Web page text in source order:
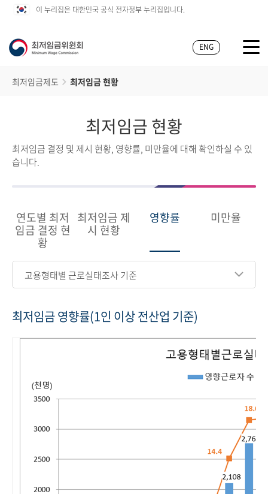
이 누리집은 대한민국 공식 전자정부 누리집입니다.
ENG
최저임금제도 최저임금 현황
최저임금 현황
최저임금 결정 및 제시 현황, 영향률, 미만율에 대해 확인하실 수 있
습니다.
연도별 최저
임금 결정 현
황
최저임금 제
시 현황
영향률 미만율
고용형태별 근로실태조사 기준
최저임금 영향률(1인 이상 전산업 기준)